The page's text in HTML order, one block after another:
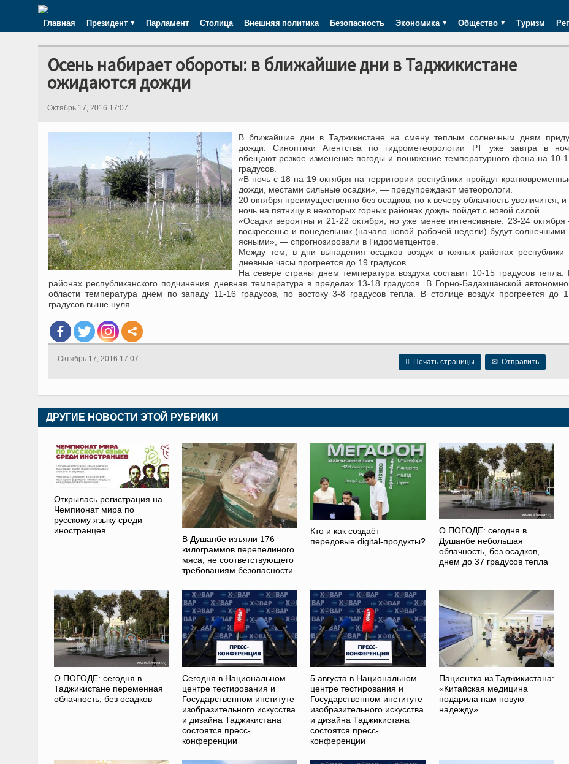
Главная Президент Парламент Столица Внешняя политика Безопасность Экономика Общество Туризм
Осень набирает обороты: в ближайшие дни в Таджикистане
ожидаются дожди
Октябрь 17, 2016 17:07
В ближайшие дни в Таджикистане на смену теплым солнечным дням
дожди. Синоптики Агентства по гидрометеорологии РТ уже завтра в
обещают резкое изменение погоды и понижение температурного фона на 10-
градусов.
«В ночь с 18 на 19 октября на территории республики пройдут
дожди, местами сильные осадки», — предупреждают метеорологи.
20 октября преимущественно без осадков, но к вечеру облачность увеличится, и
ночь на пятницу в некоторых горных районах дождь пойдет с новой силой.
«Осадки вероятны и 21-22 октября, но уже менее интенсивные. 23-24 октября
воскресенье и понедельник (начало новой рабочей недели) будут солнечными
ясными», — спрогнозировали в Гидрометцентре.
Между тем, в дни выпадения осадков воздух в южных районах республики
дневные часы прогреется до 19 градусов.
На севере страны днем температура воздуха составит 10-15 градусов тепла.
районах республиканского подчинения дневная температура в пределах 13-18 градусов. В Горно-Бадахшанской
области температура днем по западу 11-16 градусов, по востоку 3-8 градусов тепла. В столице воздух прогреется до
градусов выше нуля.
 Печать страницы ✉ Отправить
Октябрь 17, 2016 17:07
ДРУГИЕ НОВОСТИ ЭТОЙ РУБРИКИ
Открылась регистрация на
Чемпионат мира по
русскому языку среди
иностранцев
В Душанбе изъяли 176
килограммов перепелиного
мяса, не соответствующего
требованиям безопасности
Кто и как создаёт
передовые digital-продукты?
О ПОГОДЕ: сегодня в
Душанбе небольшая
облачность, без осадков,
днем до 37 градусов тепла
О ПОГОДЕ: сегодня в
Таджикистане переменная
облачность, без осадков
Сегодня в Национальном
центре тестирования и
Государственном институте
изобразительного искусства
и дизайна Таджикистана
состоятся пресс-
конференции
5 августа в Национальном
центре тестирования и
Государственном институте
изобразительного искусства
и дизайна Таджикистана
состоятся пресс-
конференции
Пациентка из Таджикистана:
«Китайская медицина
подарила нам новую
надежду»